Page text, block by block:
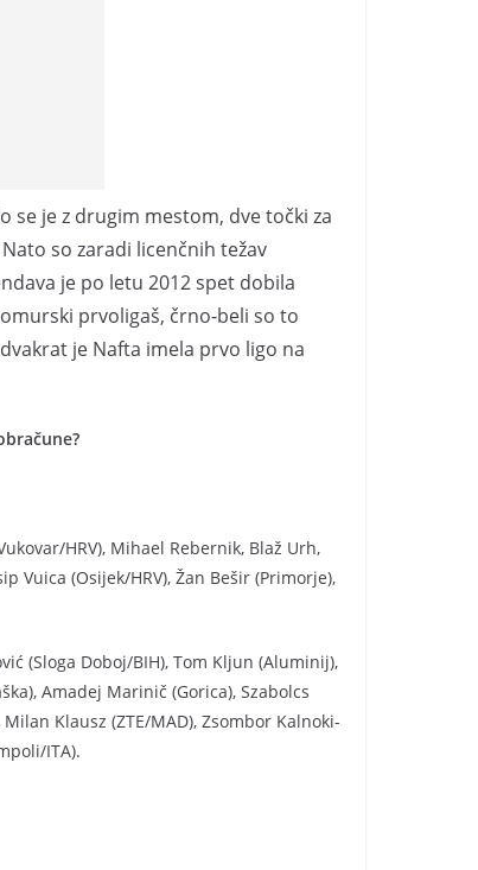
se je z drugim mestom, dve točki za
so zaradi licenčnih težav
je po letu 2012 spet dobila
prvoligaš, črno-beli so to
je Nafta imela prvo ligo na
HRV), Mihael Rebernik, Blaž Urh,
Vuica (Osijek/HRV), Žan Bešir (Primorje),
(Sloga Doboj/BIH), Tom Kljun (Aluminij),
Amadej Marinič (Gorica), Szabolcs
Klausz (ZTE/MAD), Zsombor Kalnoki-
ITA).